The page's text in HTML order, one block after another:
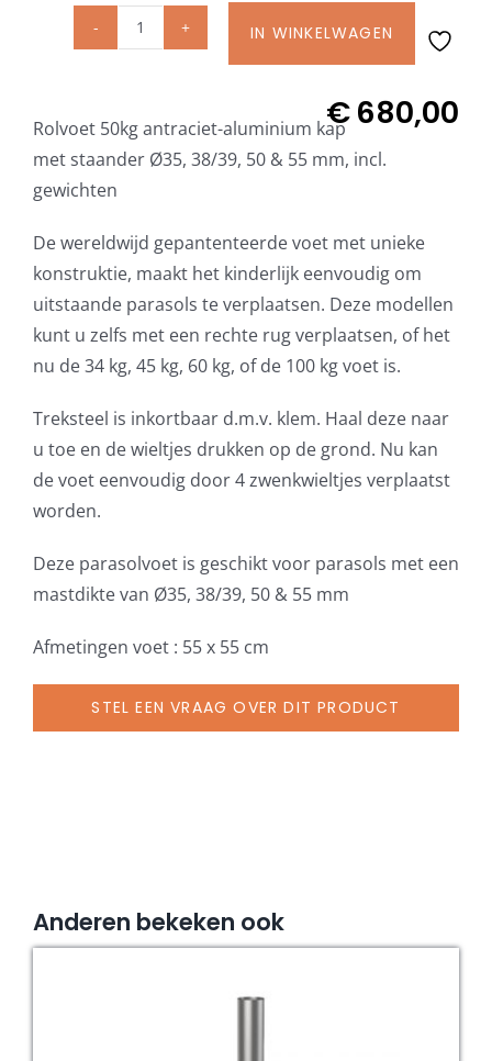
Glatz parasoldoeken
Glatz stofstalen collectie Sampleboeken
Umbrosa en Paraflex parasoldoeken
Onze merken
Liro
kg,
Antraciet
met
staander,
incl.
gewichten
aantal
IN WINKELWAGEN
€680,00
Rolvoet 50kg antraciet-aluminium kap
met staander Ø35, 38/39, 50 & 55 mm, incl.
gewichten
De wereldwijd gepantenteerde voet met unieke
konstruktie, maakt het kinderlijk eenvoudig om
uitstaande parasols te verplaatsen. Deze modellen
kunt u zelfs met een rechte rug verplaatsen, of het
nu de 34 kg, 45 kg, 60 kg, of de 100 kg voet is.
Treksteel is inkortbaar d.m.v. klem. Haal deze naar
u toe en de wieltjes drukken op de grond. Nu kan
de voet eenvoudig door 4 zwenkwieltjes verplaatst
worden.
Deze parasolvoet is geschikt voor parasols met een
mastdikte van Ø35, 38/39, 50 & 55 mm
Afmetingen voet : 55 x 55 cm
STEL EEN VRAAG OVER DIT PRODUCT
Anderen bekeken ook